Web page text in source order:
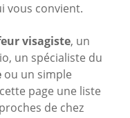
vous convient.
visagiste, un
un spécialiste du
ou un simple
page une liste
de chez